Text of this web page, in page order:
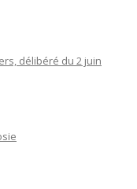
délibéré du 2 juin